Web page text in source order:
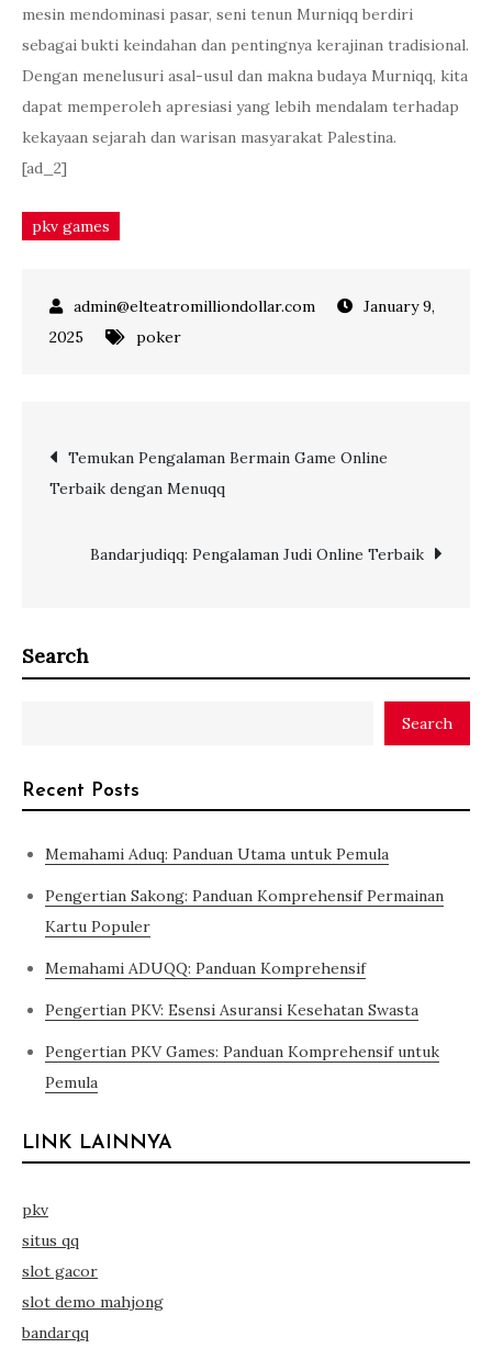
mesin mendominasi pasar, seni tenun Murniqq berdiri
sebagai bukti keindahan dan pentingnya kerajinan tradisional.
Dengan menelusuri asal-usul dan makna budaya Murniqq, kita
dapat memperoleh apresiasi yang lebih mendalam terhadap
kekayaan sejarah dan warisan masyarakat Palestina.
[ad_2]
pkv games
January 9,
2025
poker
Post
navigation
Temukan Pengalaman Bermain Game Online
Terbaik dengan Menuqq
Bandarjudiqq: Pengalaman Judi Online Terbaik
Search
Search
Recent Posts
Memahami Aduq: Panduan Utama untuk Pemula
Pengertian Sakong: Panduan Komprehensif Permainan
Kartu Populer
Memahami ADUQQ: Panduan Komprehensif
Pengertian PKV: Esensi Asuransi Kesehatan Swasta
Pengertian PKV Games: Panduan Komprehensif untuk
Pemula
LINK LAINNYA
pkv
situs qq
slot gacor
slot demo mahjong
bandarqq